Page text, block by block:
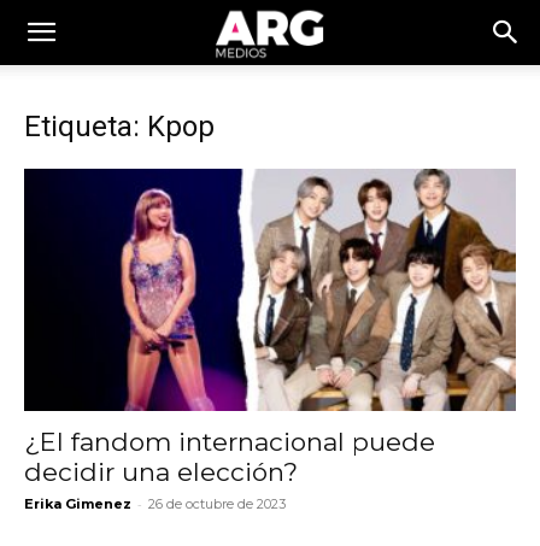
Etiqueta: Kpop
¿El fandom internacional puede
decidir una elección?
Erika Gimenez - 26 de octubre de 2023